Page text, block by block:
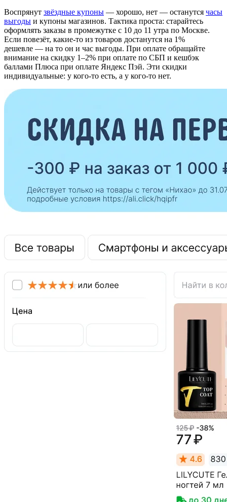
Воспрянут звёздные купоны — хорошо, нет — останутся часы
выгоды и купоны магазинов. Тактика проста: старайтесь
оформлять заказы в промежутке с 10 до 11 утра по Москве.
Если повезёт, какие-то из товаров достанутся на 1%
дешевле — на то он и час выгоды. При оплате обращайте
внимание на скидку 1–2% при оплате по СБП и кешбэк
баллами Плюса при оплате Яндекс Пэй. Эти скидки
индивидуальные: у кого-то есть, а у кого-то нет.